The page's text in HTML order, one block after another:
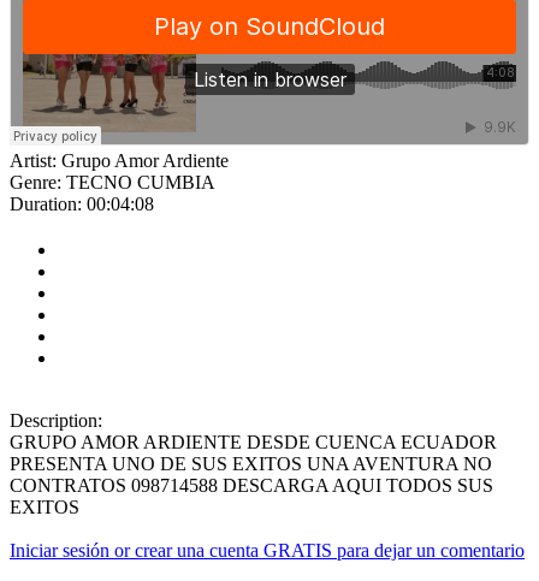
Artist: Grupo Amor Ardiente
Genre: TECNO CUMBIA
Duration: 00:04:08
Description:
GRUPO AMOR ARDIENTE DESDE CUENCA ECUADOR
PRESENTA UNO DE SUS EXITOS UNA AVENTURA NO
CONTRATOS 098714588 DESCARGA AQUI TODOS SUS
EXITOS
Iniciar sesión or crear una cuenta GRATIS para dejar un comentario